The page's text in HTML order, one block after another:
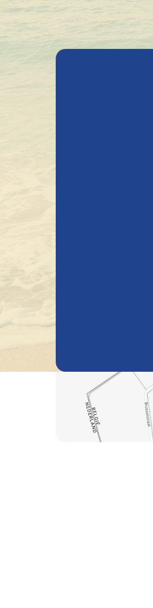
Alle producten Bieren
Heb je vragen over je